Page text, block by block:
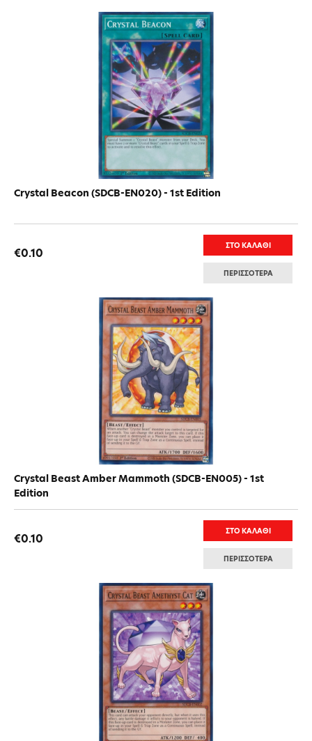
Crystal Beacon (SDCB-EN020) - 1st Edition
€0.10
ΣΤΟ ΚΑΛΑΘΙ
ΠΕΡΙΣΣΟΤΕΡΑ
Crystal Beast Amber Mammoth (SDCB-EN005) - 1st
Edition
€0.10
ΣΤΟ ΚΑΛΑΘΙ
ΠΕΡΙΣΣΟΤΕΡΑ